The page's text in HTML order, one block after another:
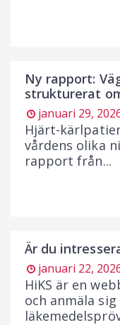
Ny rapport:
strukturerat
januari 29,
Hjärt-
vårdens olika
rapport från...
Är du
januari 22,
HiKS är en
och anmäla